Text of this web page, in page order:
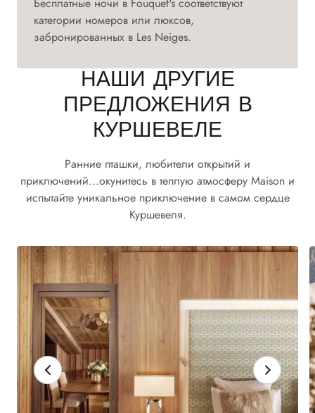
Бесплатные ночи в Fouquet's соответствуют
категории номеров или люксов,
забронированных в Les Neiges.
НАШИ ДРУГИЕ
ПРЕДЛОЖЕНИЯ В
КУРШЕВЕЛЕ
Ранние пташки, любители открытий и
приключений...окунитесь в теплую атмосферу Maison и
испытайте уникальное приключение в самом сердце
Куршевеля.